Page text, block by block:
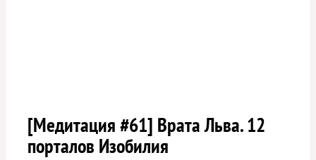
[Медитация #61] Врата Льва. 12
порталов Изобилия